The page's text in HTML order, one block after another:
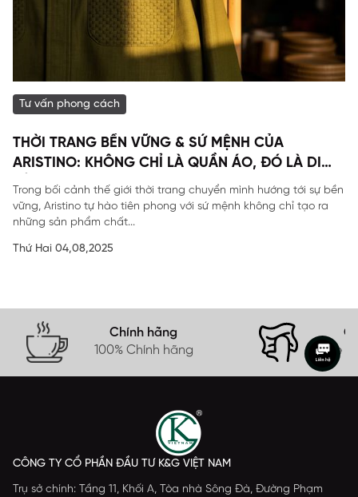
Tư vấn phong cách
THỜI TRANG BỀN VỮNG & SỨ MỆNH CỦA
ARISTINO: KHÔNG CHỈ LÀ QUẦN ÁO, ĐÓ LÀ DI
SẢN
Trong bối cảnh thế giới thời trang chuyển mình hướng tới sự bền
vững, Aristino tự hào tiên phong với sứ mệnh không chỉ tạo ra
những sản phẩm chất...
Thứ Hai 04,08,2025
Chính hãng
100% Chính hãng
Free
CÔNG TY CỔ PHẦN ĐẦU TƯ K&G VIỆT NAM
Trụ sở chính: Tầng 11, Khối A, Tòa nhà Sông Đà, Đường Phạm